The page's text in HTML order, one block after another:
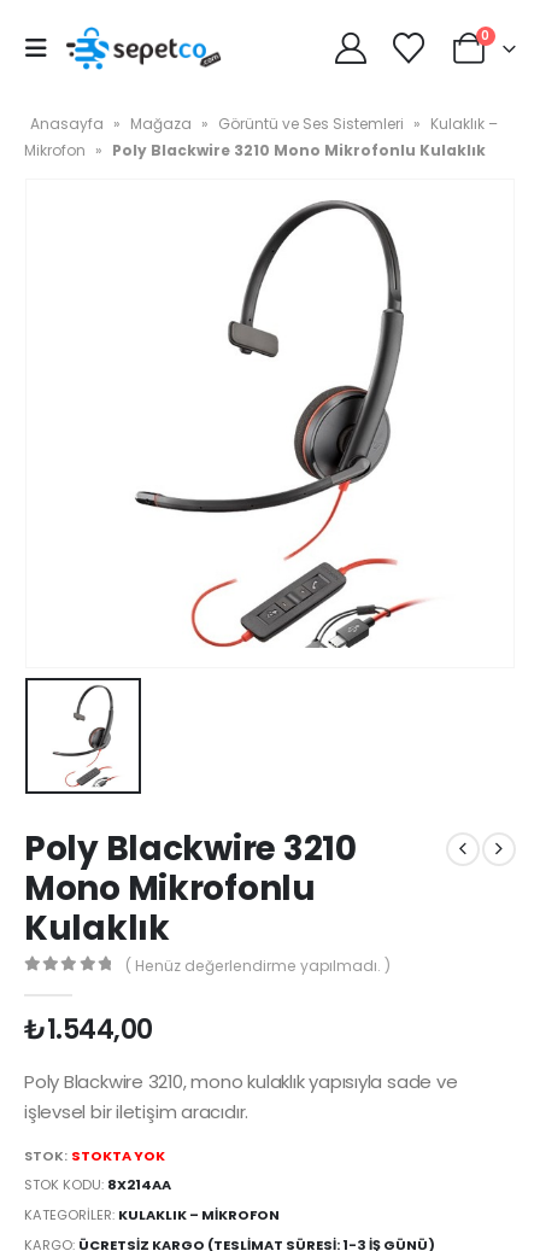
0
Anasayfa » Mağaza » Görüntü ve Ses Sistemleri » Kulaklık –
Mikrofon » Poly Blackwire 3210 Mono Mikrofonlu Kulaklık
Poly Blackwire 3210
Mono Mikrofonlu
Kulaklık
( Henüz değerlendirme yapılmadı. )
₺1.544,00
Poly Blackwire 3210, mono kulaklık yapısıyla sade ve
işlevsel bir iletişim aracıdır.
STOK: STOKTA YOK
STOK KODU: 8X214AA
KATEGORILER: KULAKLIK – MIKROFON
KARGO: ÜCRETSIZ KARGO (TESLIMAT SÜRESI: 1-3 İŞ GÜNÜ)